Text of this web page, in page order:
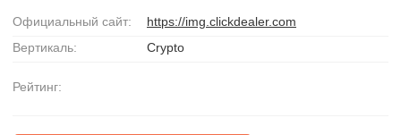
Официальный сайт:
https://img.clickdealer.com
Вертикаль:
Crypto
Рейтинг: